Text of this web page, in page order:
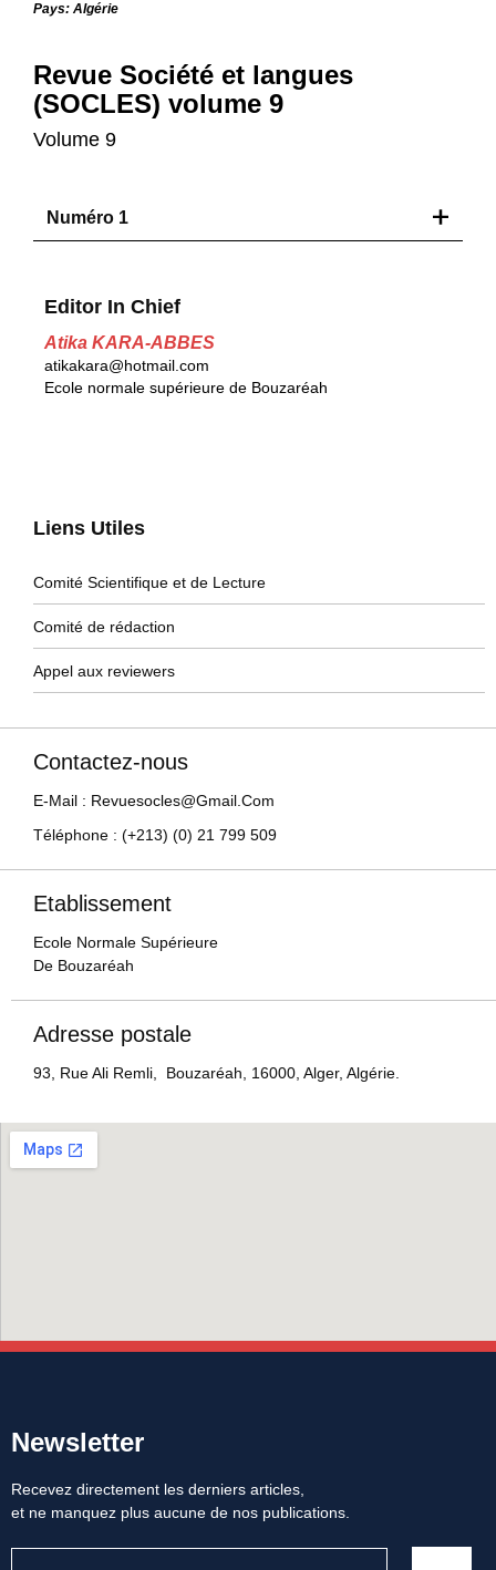
Pays: Algérie
Revue Société et langues
(SOCLES) volume 9
Volume 9
Numéro 1
Editor In Chief
Atika KARA-ABBES
atikakara@hotmail.com
Ecole normale supérieure de Bouzaréah
Liens Utiles
Comité Scientifique et de Lecture
Comité de rédaction
Appel aux reviewers
Contactez-nous
E-Mail : Revuesocles@gmail.com
Téléphone : (+213) (0) 21 799 509
Etablissement
Ecole Normale Supérieure
De Bouzaréah
Adresse postale
93, Rue Ali Remli, Bouzaréah, 16000, Alger, Algérie.
Newsletter
Recevez directement les derniers articles,
et ne manquez plus aucune de nos publications.